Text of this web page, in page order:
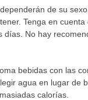
de su
Tenga en
No hay
bebidas con las
agua en lugar de
calorías.